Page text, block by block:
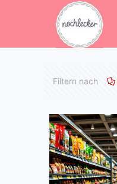
Filtern nach